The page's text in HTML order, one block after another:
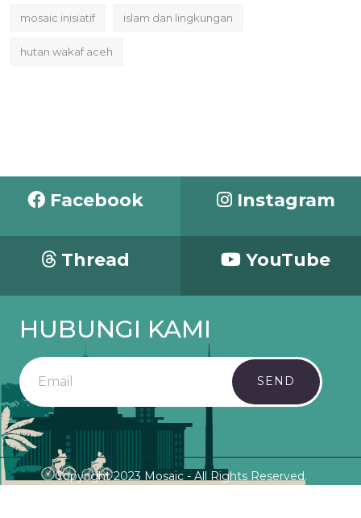
mosaic inisiatif islam dan lingkungan
hutan wakaf aceh
Facebook Instagram
Thread YouTube
HUBUNGI KAMI
SEND
Copyright 2023 Mosaic - All Rights Reserved.